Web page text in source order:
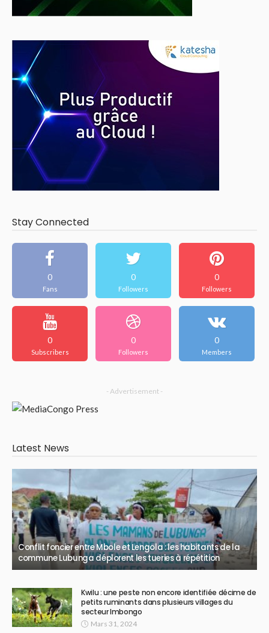
Stay Connected
0
Fans
0
Followers
0
Followers
0
Subscribers
0
Followers
0
Members
- Advertisement -
Latest News
Conflit foncier entre Mbole et Lengola : les habitants de la
commune Lubunga déplorent les tueries à répétition
Kwilu : une peste non encore identifiée décime de
petits ruminants dans plusieurs villages du
secteur Imbongo
Mars 31, 2024